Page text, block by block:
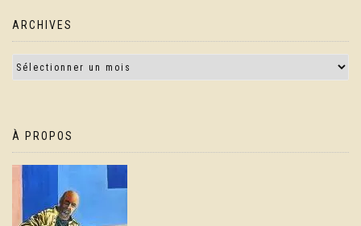
ARCHIVES
À PROPOS